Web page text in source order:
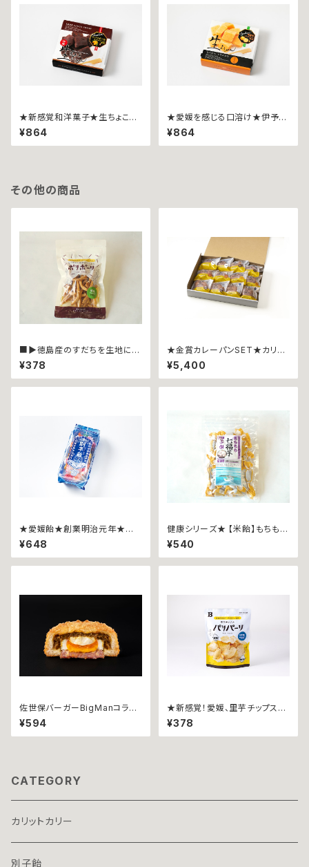
★新感覚和洋菓子★生ちょこよ
うかん~９粒~
¥864
★愛媛を感じる口溶け★伊予柑
生ようかん~９粒入~
¥864
その他の商品
■▶︎徳島産のすだちを生地に練
り込みました★ポリポーリ ∼
すだち４０ｇ袋入∼
¥378
★金賞カレーパンSET★カリッ
トカリー ∼１２個詰合せ∼
【伊予美人ｘ２個、じゃこ天ｘ２
個、ウインナーｘ２個、瀬戸内レ
¥5,400
★愛媛飴★創業明治元年★別
子飴 ∼アソートパック１６０ｇ∼
¥648
健康シリーズ★ 【米飴】もちもち
七福あめ
¥540
佐世保バーガーBigManコラボ
★ カリットカリー ~ベーコンエ
ッグチーズ~
¥594
★新感覚！愛媛、里芋チップス★
こめ油使用★パリパーリ うす
塩37g
¥378
CATEGORY
カリットカリー
別子飴